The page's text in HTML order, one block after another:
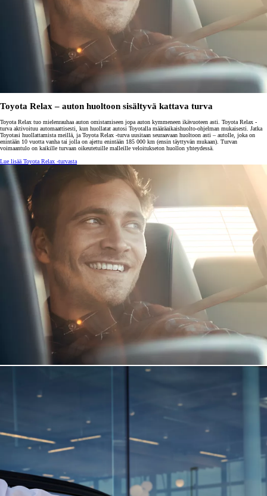
Toyota Relax – auton huoltoon sisältyvä kattava turva
Toyota Relax tuo mielenrauhaa auton omistamiseen jopa auton kymmeneen ikävuoteen asti. Toyota Relax -
turva aktivoituu automaattisesti, kun huollatat autosi Toyotalla määräaikaishuolto-ohjelman mukaisesti. Jatka
Toyotasi huollattamista meillä, ja Toyota Relax -turva uusitaan seuraavaan huoltoon asti – autolle, joka on
enintään 10 vuotta vanha tai jolla on ajettu enintään 185 000 km (ensin täyttyvän mukaan). Turvan
voimaantulo on kaikille turvaan oikeutetuille malleille veloitukseton huollon yhteydessä.
Lue lisää Toyota Relax -turvasta